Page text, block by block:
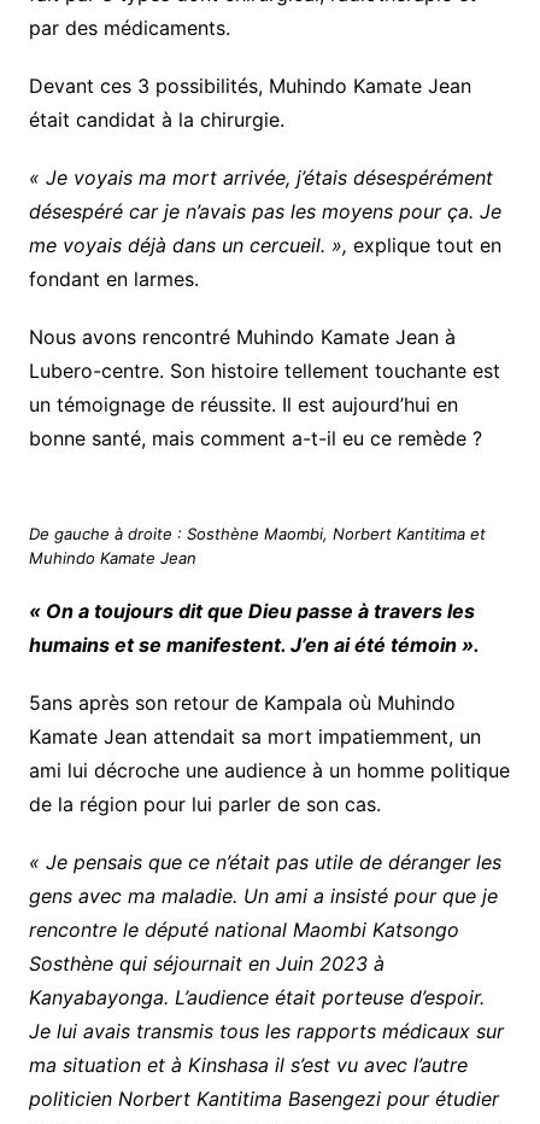
par des médicaments.
Devant ces 3 possibilités, Muhindo Kamate Jean
était candidat à la chirurgie.
« Je voyais ma mort arrivée, j’étais désespérément
désespéré car je n’avais pas les moyens pour ça. Je
me voyais déjà dans un cercueil. », explique tout en
fondant en larmes.
Nous avons rencontré Muhindo Kamate Jean à
Lubero-centre. Son histoire tellement touchante est
un témoignage de réussite. Il est aujourd’hui en
bonne santé, mais comment a-t-il eu ce remède ?
De gauche à droite : Sosthène Maombi, Norbert Kantitima et
Muhindo Kamate Jean
« On a toujours dit que Dieu passe à travers les
humains et se manifestent. J’en ai été témoin ».
5ans après son retour de Kampala où Muhindo
Kamate Jean attendait sa mort impatiemment, un
ami lui décroche une audience à un homme politique
de la région pour lui parler de son cas.
« Je pensais que ce n’était pas utile de déranger les
gens avec ma maladie. Un ami a insisté pour que je
rencontre le député national Maombi Katsongo
Sosthène qui séjournait en Juin 2023 à
Kanyabayonga. L’audience était porteuse d’espoir.
Je lui avais transmis tous les rapports médicaux sur
ma situation et à Kinshasa il s’est vu avec l’autre
politicien Norbert Kantitima Basengezi pour étudier